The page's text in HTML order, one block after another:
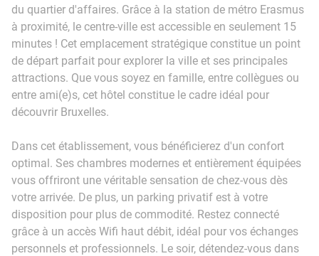
du quartier d'affaires. Grâce à la station de métro Erasmus
à proximité, le centre-ville est accessible en seulement 15
minutes ! Cet emplacement stratégique constitue un point
de départ parfait pour explorer la ville et ses principales
attractions. Que vous soyez en famille, entre collègues ou
entre ami(e)s, cet hôtel constitue le cadre idéal pour
découvrir Bruxelles.
Dans cet établissement, vous bénéficierez d'un confort
optimal. Ses chambres modernes et entièrement équipées
vous offriront une véritable sensation de chez-vous dès
votre arrivée. De plus, un parking privatif est à votre
disposition pour plus de commodité. Restez connecté
grâce à un accès Wifi haut débit, idéal pour vos échanges
personnels et professionnels. Le soir, détendez-vous dans